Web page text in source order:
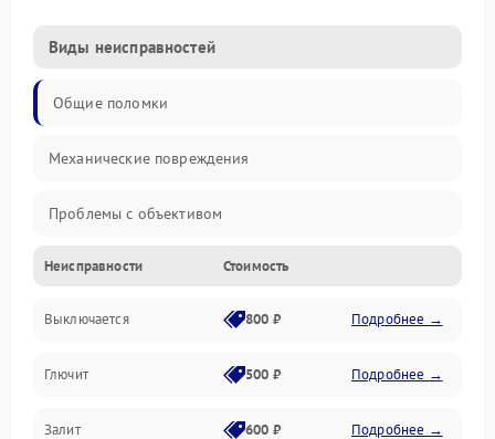
Виды неисправностей
Общие поломки
Механические повреждения
Проблемы с объективом
Электронные ошибки
Механические проблемы
Матрица и оптика
Питание и питание цепей
Неисправности Стоимость
Выключается 800 ₽ Подробнее →
Глючит 500 ₽ Подробнее →
Залит 600 ₽ Подробнее →